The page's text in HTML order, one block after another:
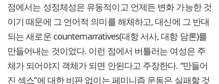
점에서는 성정체성은 유동적이고 언제든 변화 가능한 것
이기 때문에 그 언어적 의미를 해체하고, 대신에 그 반대
되는 새로운 counternarratives(대항 서사, 대항 담론)를
만들어내는 것이었다. 이런 점에서 버틀러는 여성은 주
체가 되어야지 객체가 되면 안된다고 주장한다. “만들어
진 섹스”에 대한 비판 없이는 페미니즘 운동은 실패할 것